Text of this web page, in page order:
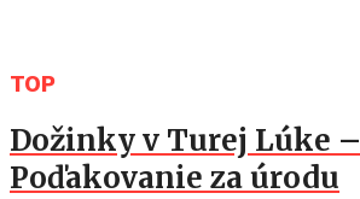
TOP
Dožinky v Turej Lúke –
Poďakovanie za úrodu